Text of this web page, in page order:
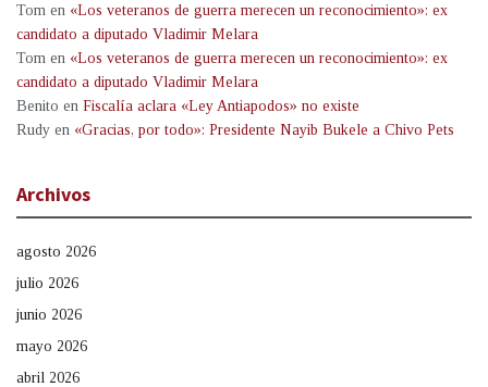
Tom en «Los veteranos de guerra merecen un reconocimiento»: ex
candidato a diputado Vladimir Melara
Tom en «Los veteranos de guerra merecen un reconocimiento»: ex
candidato a diputado Vladimir Melara
Benito en Fiscalía aclara «Ley Antiapodos» no existe
Rudy en «Gracias, por todo»: Presidente Nayib Bukele a Chivo Pets
Archivos
agosto 2026
julio 2026
junio 2026
mayo 2026
abril 2026